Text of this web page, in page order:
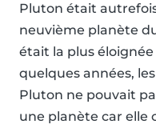
Pluton était
neuvième planète
était la plus éloignée
quelques années,
Pluton ne pouvait
une planète car elle